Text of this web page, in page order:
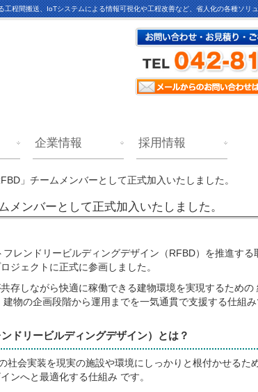
程間搬送、IoTシステムによる情報可視化や工程改善など、省人化の各種ソリ
企業情報 採用情報
」チームメンバーとして正式加入いたしました。
メンバーとして正式加入いたしました。
レンドリービルディングデザイン（RFBD）を推進する
ジェクトに正式に参画しました。
存しながら快適に稼働できる建物環境を実現するため
物の企画段階から運用までを一気通貫で支援する仕組み
ドリービルディングデザイン）とは？
社会実装を現実の施設や環境にしっかりと根付かせるた
ンへと最適化する仕組み です。